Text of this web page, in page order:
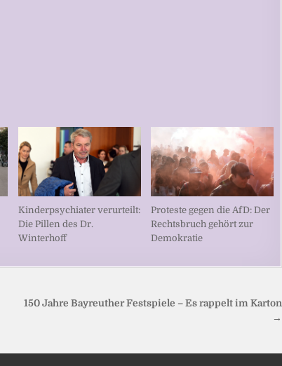
Kinderpsychiater verurteilt:
Die Pillen des Dr.
Winterhoff
Proteste gegen die AfD: Der
Rechtsbruch gehört zur
Demokratie
150 Jahre Bayreuther Festspiele – Es rappelt im Karton
→